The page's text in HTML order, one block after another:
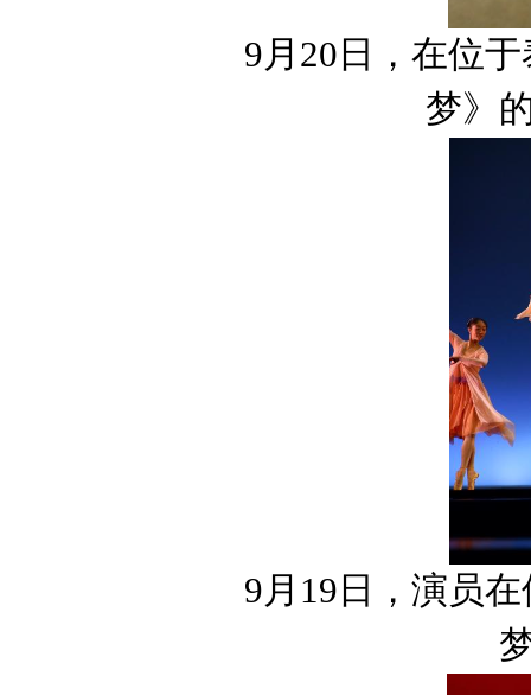
9月20日，在位
梦》
9月19日，演员